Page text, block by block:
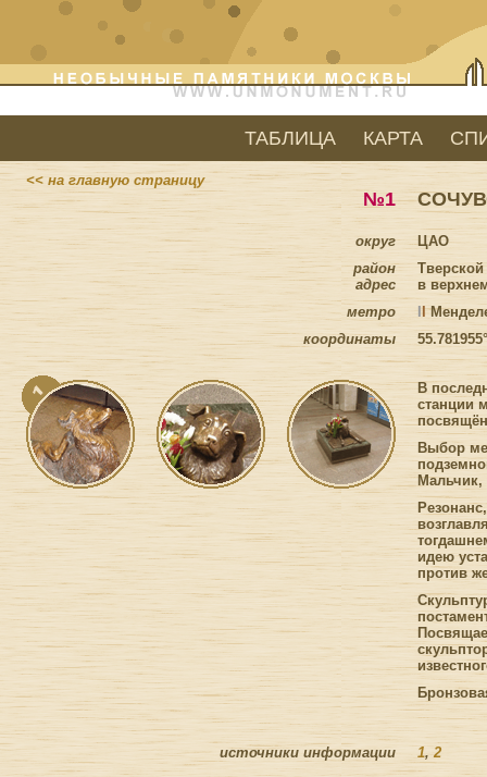
ТАБЛИЦА КАРТА
<< на главную страницу
№1
округ
район
адрес
метро
координаты
ЦАО
Тверской
в
I
В
станции
Выбор
Мальчик,
идею
против
источники информации 1,2